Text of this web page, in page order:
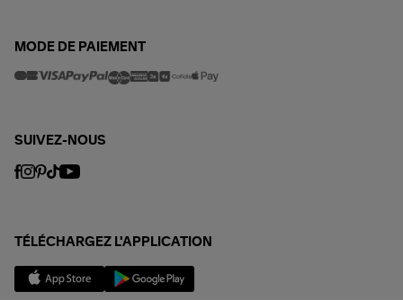
MODE DE PAIEMENT
SUIVEZ-NOUS
TÉLÉCHARGEZ L'APPLICATION